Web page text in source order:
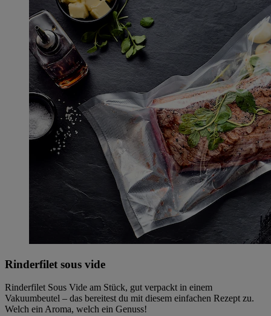
Rinderfilet sous vide
Rinderfilet Sous Vide am Stück, gut verpackt in einem
Vakuumbeutel – das bereitest du mit diesem einfachen Rezept zu.
Welch ein Aroma, welch ein Genuss!